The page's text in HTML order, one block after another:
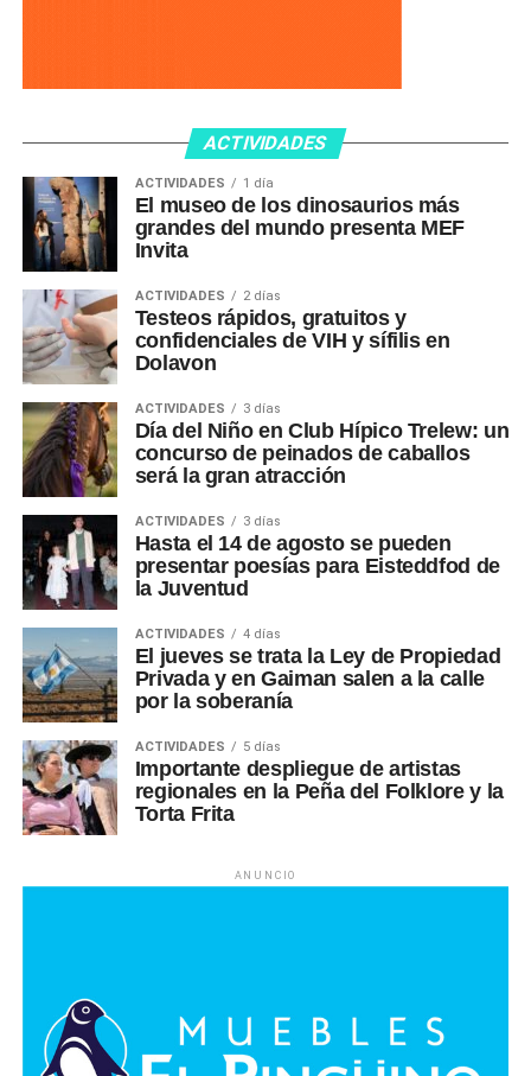
ACTIVIDADES
ACTIVIDADES 1 día
El museo de los dinosaurios más
grandes del mundo presenta MEF
Invita
ACTIVIDADES 2 días
Testeos rápidos, gratuitos y
confidenciales de VIH y sífilis en
Dolavon
ACTIVIDADES 3 días
Día del Niño en Club Hípico Trelew: un
concurso de peinados de caballos
será la gran atracción
ACTIVIDADES 3 días
Hasta el 14 de agosto se pueden
presentar poesías para Eisteddfod de
la Juventud
ACTIVIDADES 4 días
El jueves se trata la Ley de Propiedad
Privada y en Gaiman salen a la calle
por la soberanía
ACTIVIDADES 5 días
Importante despliegue de artistas
regionales en la Peña del Folklore y la
Torta Frita
ANUNCIO